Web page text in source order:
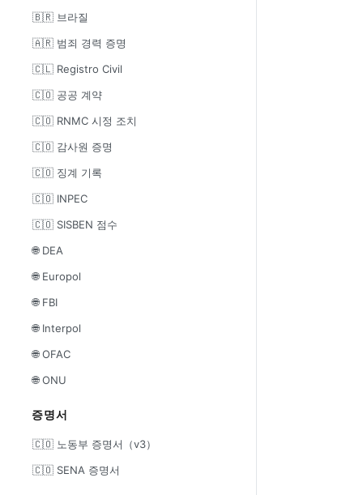
🇧🇷 브라질
🇦🇷 범죄 경력 증명
🇨🇱 Registro Civil
🇨🇴 공공 계약
🇨🇴 RNMC 시정 조치
🇨🇴 감사원 증명
🇨🇴 징계 기록
🇨🇴 INPEC
🇨🇴 SISBEN 점수
🌐 DEA
🌐 Europol
🌐 FBI
🌐 Interpol
🌐 OFAC
🌐 ONU
증명서
🇨🇴 노동부 증명서（v3）
🇨🇴 SENA 증명서